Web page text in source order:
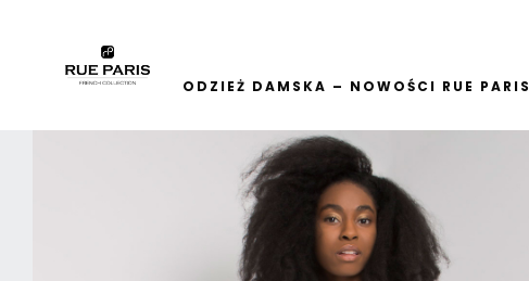
ODZIEŻ DAMSKA – NOWOŚCI RUE PARIS